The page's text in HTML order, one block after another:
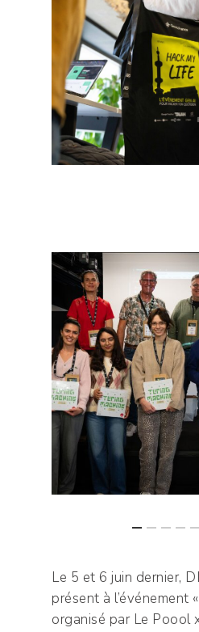
Le 5 et 6 juin dernier,
présent à l’événement
organisé par Le Poool